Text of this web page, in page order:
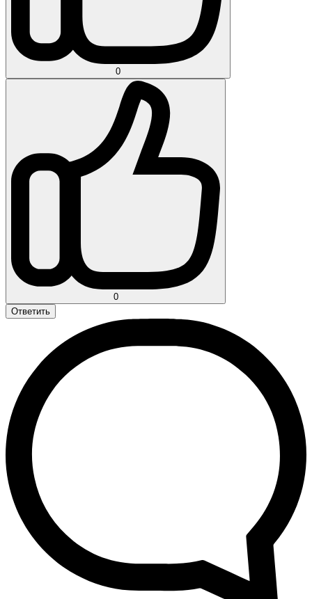
0
0
Ответить